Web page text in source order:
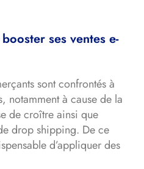
ses ventes e-
sont confrontés à
notamment à cause de la
de croître ainsi que
drop shipping. De ce
d’appliquer des